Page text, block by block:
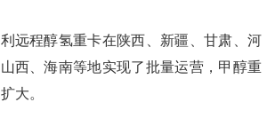
远程醇氢重卡在陕西、新疆、甘肃、河
西、海南等地实现了批量运营，甲醇重
大。